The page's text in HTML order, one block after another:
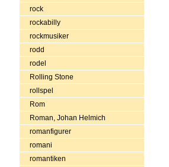
rock
rockabilly
rockmusiker
rodd
rodel
Rolling Stone
rollspel
Rom
Roman, Johan Helmich
romanfigurer
romani
romantiken